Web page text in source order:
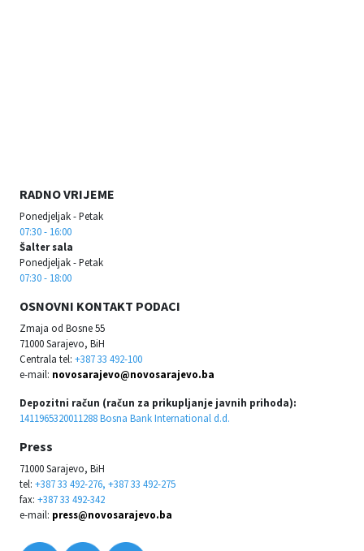
RADNO VRIJEME
Ponedjeljak - Petak
07:30 - 16:00
Šalter sala
Ponedjeljak - Petak
07:30 - 18:00
OSNOVNI KONTAKT PODACI
Zmaja od Bosne 55
71000 Sarajevo, BiH
Centrala tel: +387 33 492-100
e-mail: novosarajevo@novosarajevo.ba
Depozitni račun (račun za prikupljanje javnih prihoda):
1411965320011288 Bosna Bank International d.d.
Press
71000 Sarajevo, BiH
tel: +387 33 492-276, +387 33 492-275
fax: +387 33 492-342
e-mail: press@novosarajevo.ba